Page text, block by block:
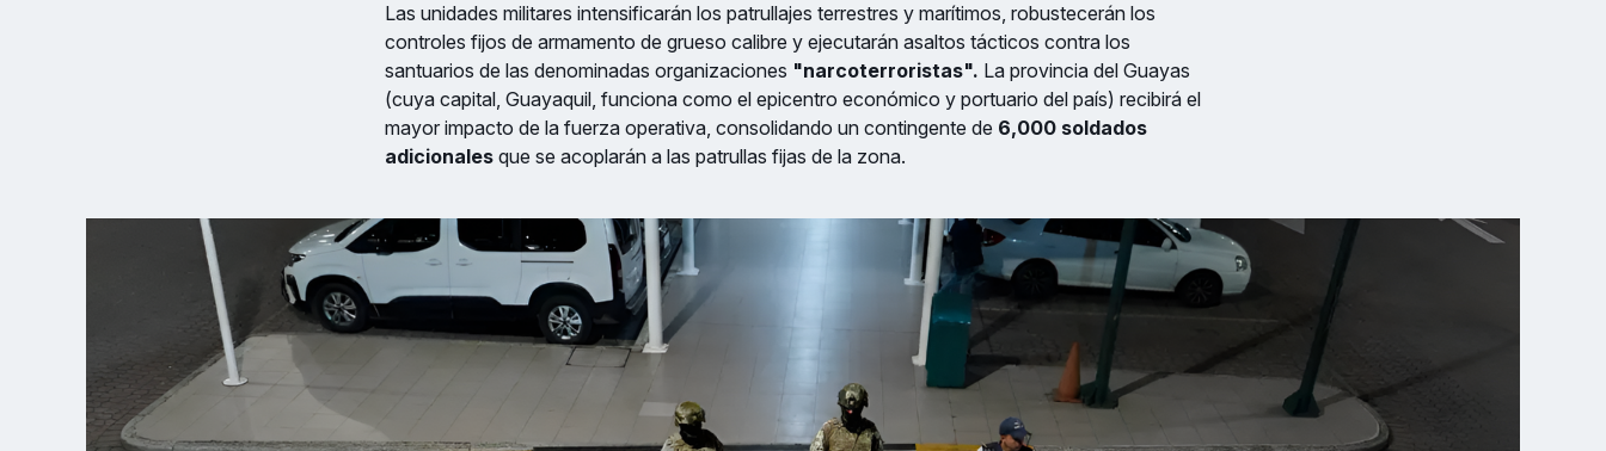
Las unidades militares intensificarán los patrullajes terrestres y marítimos, robustecerán los
controles fijos de armamento de grueso calibre y ejecutarán asaltos tácticos contra los
santuarios de las denominadas organizaciones "narcoterroristas". La provincia del Guayas
(cuya capital, Guayaquil, funciona como el epicentro económico y portuario del país) recibirá el
mayor impacto de la fuerza operativa, consolidando un contingente de 6,000 soldados
adicionales que se acoplarán a las patrullas fijas de la zona.